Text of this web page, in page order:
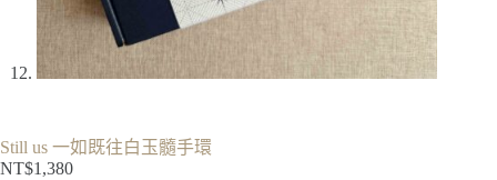
Still us 一如既往白玉髓手環
NT$1,380